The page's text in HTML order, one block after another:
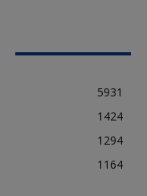
5931
1424
1294
1164